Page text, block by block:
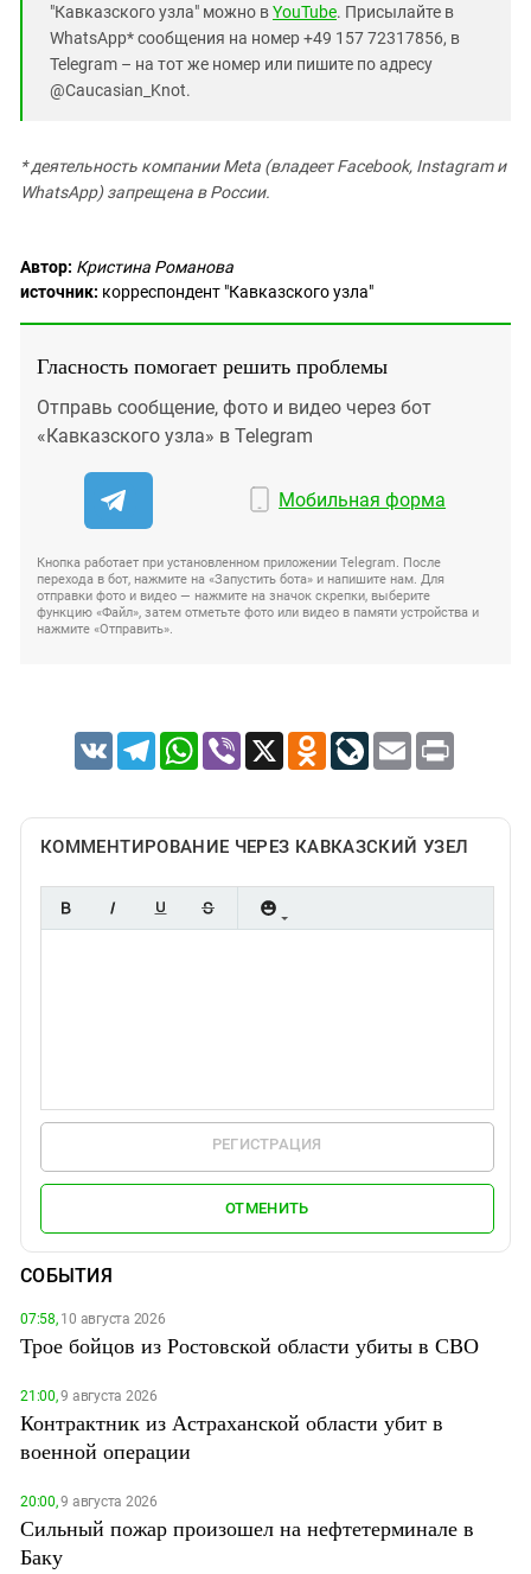
"Кавказского узла" можно вYouTube. Присылайте в
WhatsApp* сообщения на номер +49 157 72317856, в
Telegram – на тот же номер или пишите по адресу
@Caucasian_Knot.
*деятельность компании Meta (владеет Facebook, Instagram и
WhatsApp) запрещена в России.
Автор: Кристина Романова
источник: корреспондент "Кавказского узла"
Гласность помогает решить проблемы
Отправь сообщение, фото и видео через бот
«Кавказского узла» в Telegram
Мобильная форма
Кнопка работает при установленном приложении Telegram. После
перехода в бот, нажмите на «Запустить бота» и напишите нам. Для
отправки фото и видео — нажмите на значок скрепки, выберите
функцию «Файл», затем отметьте фото или видео в памяти устройства и
нажмите «Отправить».
VK TelegramWhatsApp
Viber X Odnoklassniki
LiveJournal
Email Print
КОММЕНТИРОВАНИЕ ЧЕРЕЗ КАВКАЗСКИЙ УЗЕЛ
РЕГИСТРАЦИЯ
ОТМЕНИТЬ
СОБЫТИЯ
07:58,10 августа 2026
Трое бойцов из Ростовской области убиты в СВО
21:00,9 августа 2026
Контрактник из Астраханской области убит в
военной операции
20:00,9 августа 2026
Сильный пожар произошел на нефтетерминале в
Баку